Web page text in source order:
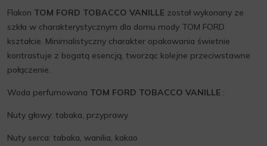
Flakon TOM FORD TOBACCO VANILLE został wykonany ze
szkła w charakterystycznym dla domu mody TOM FORD
kształcie. Minimalistyczny charakter opakowania świetnie
kontrastuje z bogatą esencją, tworząc kolejne przeciwstawne
połączenie.
Woda perfumowana TOM FORD TOBACCO VANILLE :
Nuty głowy: tabaka, przyprawy
Nuty serca: tabaka, wanilia, kakao